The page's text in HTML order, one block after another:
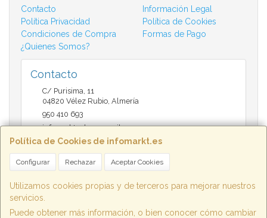
Política de Cookies de infomarkt.es
Configurar Rechazar Aceptar Cookies
Utilizamos cookies propias y de terceros para mejorar nuestros
servicios.
Puede obtener más información, o bien conocer cómo cambiar
Contacto
Información Legal
Política Privacidad
Política de Cookies
Condiciones de Compra
Formas de Pago
¿Quienes Somos?
Contacto
C/ Purisima, 11
04820 Vélez Rubio, Almería
950 410 693
infomarktvelez@gmail.com
Horario
9:30 a 14:00 y de 17:00 a 20:30